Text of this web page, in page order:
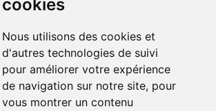
cookies
Nous utilisons des cookies et
d'autres technologies de suivi
pour améliorer votre expérience
de navigation sur notre site, pour
vous montrer un contenu
information)